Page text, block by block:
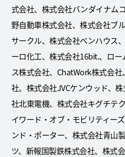
式会社、株式会社バンダイナム
野自動車株式会社、株式会社ブ
サークル、株式会社ベンハウス
ーロ化工、株式会社16bit.、ロ
ス株式会社、ChatWork株式会
社、株式会社JVCケンウッド、
社北東電機、株式会社キグチテ
イワード・オブ・モビリティー
ンド・ポーター、株式会社青山
ツ、新報国製鉄株式会社、株式